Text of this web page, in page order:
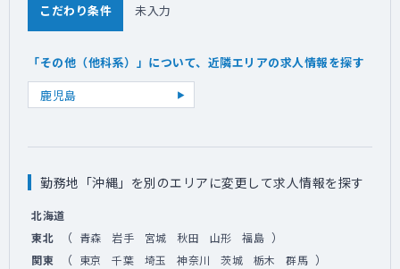
こだわり条件 未入力
「その他（他科系）」について、近隣エリアの求人情報を探す
鹿児島
勤務地「沖縄」を別のエリアに変更して求人情報を探す
北海道
東北
（ 青森 岩手 宮城 秋田 山形 福島 ）
関東 （ 東京 千葉 埼玉 神奈川 茨城 栃木 群馬 ）